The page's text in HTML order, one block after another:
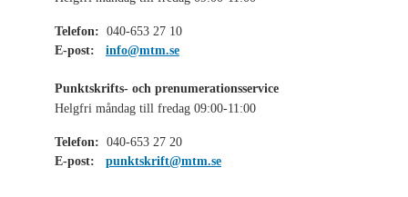
Telefon: 040-653 27 10
E-post:
info@mtm.se
Punktskrifts- och prenumerationsservice
Helgfri måndag till fredag 09:00-11:00
Telefon: 040-653 27 20
E-post:
punktskrift@mtm.se